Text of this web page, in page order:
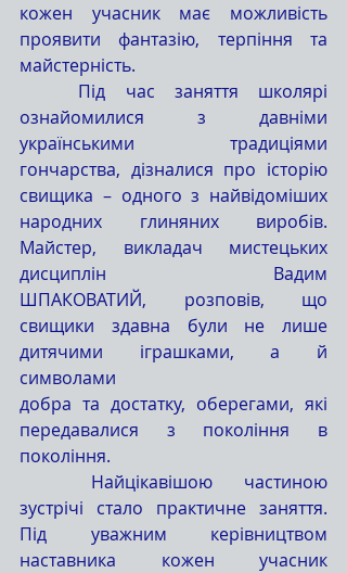
кожен учасник має можливість
проявити фантазію, терпіння та
майстерність.
ознайомилися з давніми
українськими традиціями
гончарства, дізналися про історію
свищика – одного з найвідоміших
народних глиняних виробів.
Майстер, викладач мистецьких
дисциплін Вадим
ШПАКОВАТИЙ, розповів, що
свищики здавна були не лише
дитячими іграшками, а й
символами
добра та достатку, оберегами, які
передавалися з покоління в
покоління.
зустрічі стало практичне заняття.
Під уважним керівництвом
наставника кожен учасник